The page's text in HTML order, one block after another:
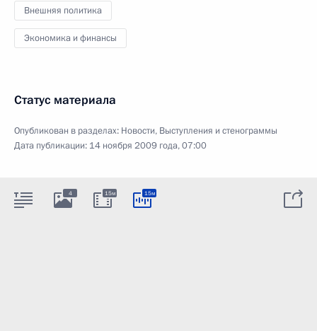
Внешняя политика
Экономика и финансы
Статус материала
Опубликован в разделах: Новости, Выступления и стенограммы
Дата публикации: 14 ноября 2009 года, 07:00
4 15м 15м